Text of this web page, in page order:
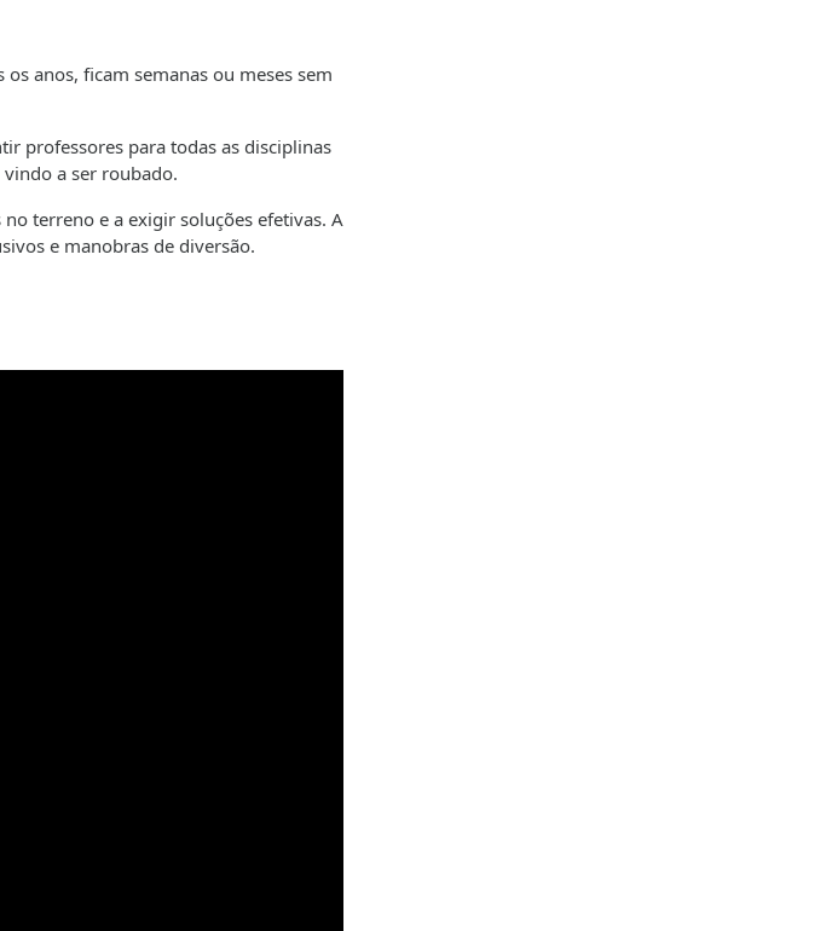
anos, ficam semanas ou meses sem
professores para todas as disciplinas
a ser roubado.
terreno e a exigir soluções efetivas. A
e manobras de diversão.